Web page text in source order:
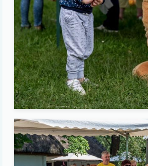
Image